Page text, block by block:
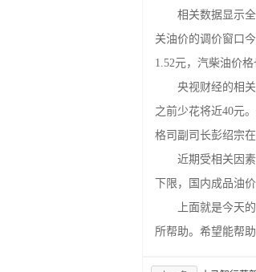
相关数据显示全国
关油价的调价窗口
1.52元，汽柴油价格
央视财经的相关
之前少花将近40元
格司副司长彭绍宗
近期受相关因素
下限，国内成品油
上面就是今天的
所帮助。希望能帮